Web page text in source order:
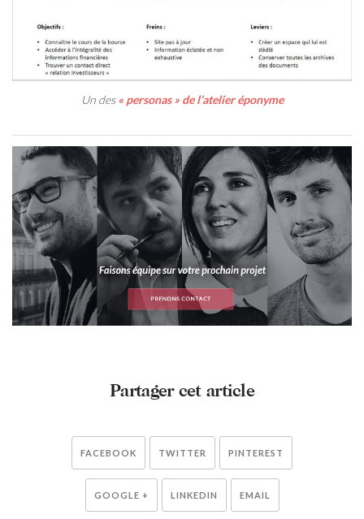
Un des « personas » de l’atelier éponyme
Partager cet article
FACEBOOK TWITTER PINTEREST
GOOGLE + LINKEDIN EMAIL